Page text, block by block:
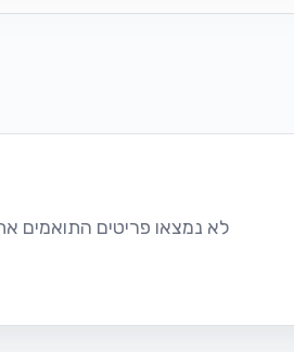
לא נמצאו פריטים התואמים את